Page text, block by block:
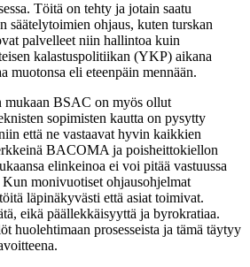
Töitä on tehty ja jotain saatu
säätelytoimien ohjaus, kuten turskan
palvelleet niin hallintoa kuin
kalastuspolitiikan (YKP) aikana
muotonsa eli eteenpäin mennään.
mukaan BSAC on myös ollut
sopimisten kautta on pysytty
että ne vastaavat hyvin kaikkien
BACOMA ja poisheittokiellon
elinkeinoa ei voi pitää vastuussa
monivuotiset ohjausohjelmat
läpinäkyvästi että asiat toimivat.
eikä päällekkäisyyttä ja byrokratiaa.
huolehtimaan prosesseista ja tämä täytyy